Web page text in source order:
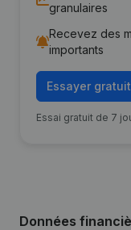
granulaires
Recevez des
importants
Essayer
Essai gratuit de 7
Données